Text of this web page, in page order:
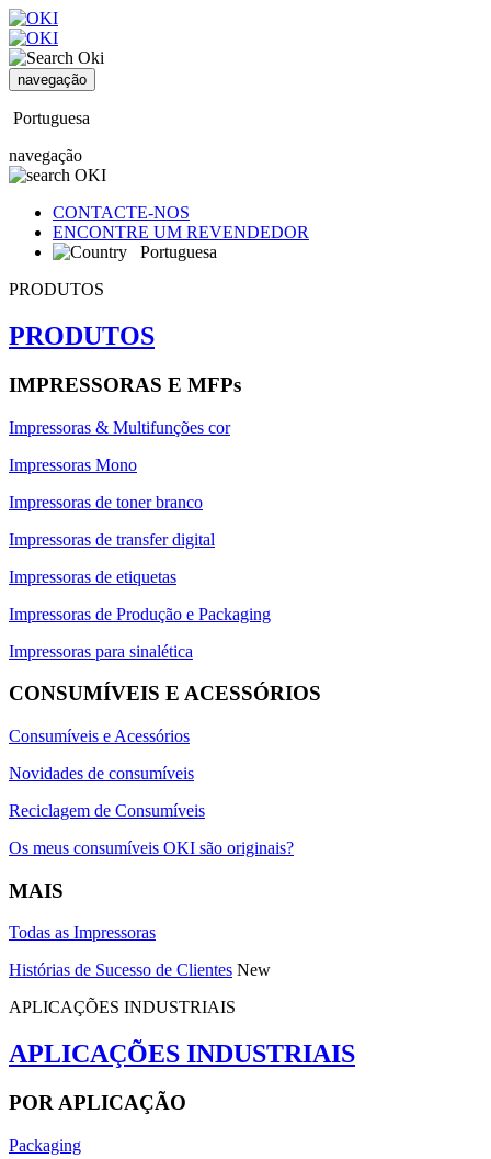
navegação
Portuguesa
navegação
CONTACTE-NOS
ENCONTRE UM REVENDEDOR
Portuguesa
PRODUTOS
PRODUTOS
IMPRESSORAS E MFPs
Impressoras & Multifunções cor
Impressoras Mono
Impressoras de toner branco
Impressoras de transfer digital
Impressoras de etiquetas
Impressoras de Produção e Packaging
Impressoras para sinalética
CONSUMÍVEIS E ACESSÓRIOS
Consumíveis e Acessórios
Novidades de consumíveis
Reciclagem de Consumíveis
Os meus consumíveis OKI são originais?
MAIS
Todas as Impressoras
Histórias de Sucesso de Clientes New
APLICAÇÕES INDUSTRIAIS
APLICAÇÕES INDUSTRIAIS
POR APLICAÇÃO
Packaging